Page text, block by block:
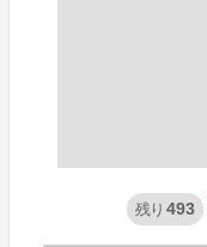
残り 493